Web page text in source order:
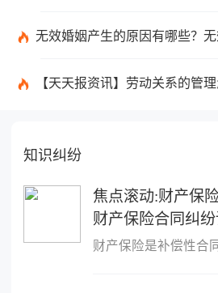
无效婚姻产生的原因有哪些？无效婚姻出轨可以要求赔偿
【天天报资讯】劳动关系的管理怎么管理？事实劳动关系的经济
知识纠纷
焦点滚动:财产保
财产保险合同纠纷